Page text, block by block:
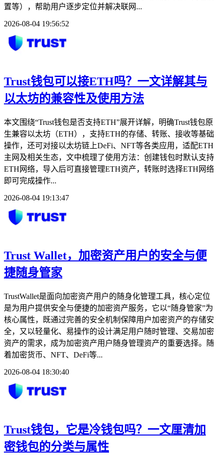
置等），帮助用户逐步定位并解决联网...
2026-08-04 19:56:52
Trust钱包可以接ETH吗？一文详解其与
以太坊的兼容性及使用方法
本文围绕“Trust钱包是否支持ETH”展开详解，明确Trust钱包原
生兼容以太坊（ETH），支持ETH的存储、转账、接收等基础
操作，还可对接以太坊链上DeFi、NFT等各类应用，适配ETH
主网及相关生态，文中梳理了使用方法：创建钱包时默认支持
ETH网络，导入后可直接管理ETH资产，转账时选择ETH网络
即可完成操作...
2026-08-04 19:13:47
Trust Wallet，加密资产用户的安全与便
捷随身管家
TrustWallet是面向加密资产用户的随身化管理工具，核心定位
是为用户提供安全与便捷的加密资产服务，它以“随身管家”为
核心属性，既通过完善的安全机制保障用户加密资产的存储安
全，又以轻量化、易操作的设计满足用户随时管理、交易加密
资产的需求，成为加密资产用户随身管理资产的重要选择。随
着加密货币、NFT、DeFi等...
2026-08-04 18:30:40
Trust钱包，它是冷钱包吗？一文厘清加
密钱包的分类与属性